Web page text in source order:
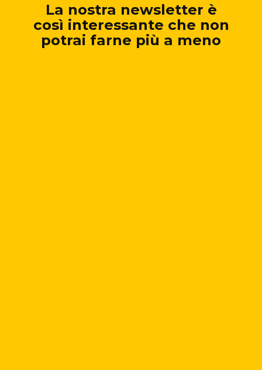
La nostra newsletter è
così interessante che non
potrai farne più a meno